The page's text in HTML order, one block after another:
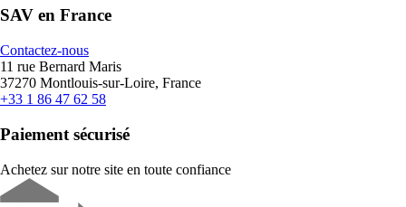
SAV en France
Contactez-nous
11 rue Bernard Maris
37270 Montlouis-sur-Loire, France
+33 1 86 47 62 58
Paiement sécurisé
Achetez sur notre site en toute confiance